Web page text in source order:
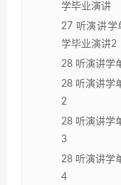
学毕业演讲
27 听演讲学
学毕业演讲2
28 听演讲学
28 听演讲学
2
28 听演讲学
3
28 听演讲学
4